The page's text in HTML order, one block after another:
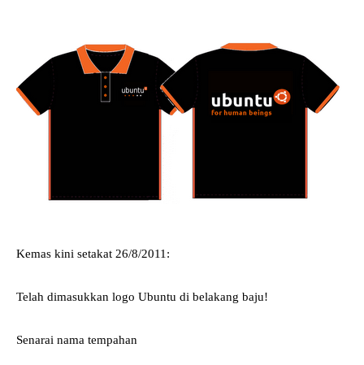
Kemas kini setakat 26/8/2011:
Telah dimasukkan logo Ubuntu di belakang baju!
Senarai nama tempahan